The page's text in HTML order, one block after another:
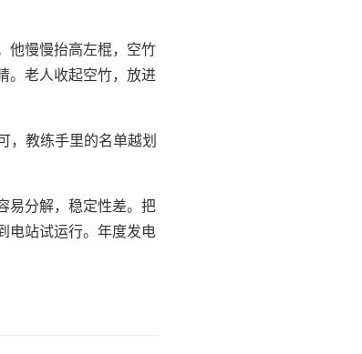
他慢慢抬高左棍，空竹
。老人收起空竹，放进
，教练手里的名单越划
易分解，稳定性差。把
电站试运行。年度发电